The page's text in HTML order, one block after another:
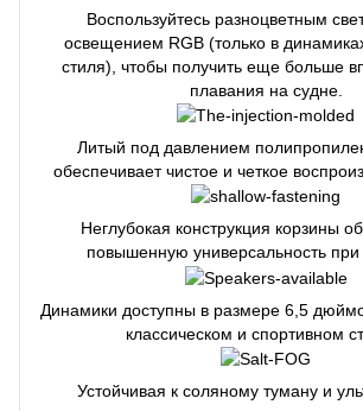
Воспользуйтесь разноцветным
освещением RGB (только в
стиля), чтобы получить еще больше
плавания на судне.
Литый под давлением
обеспечивает чистое и четкое
Неглубокая конструкция корзины
повышенную универсальность при
Динамики доступны в размере 6,5
классическом и спортивном
Устойчивая к соляному туману и